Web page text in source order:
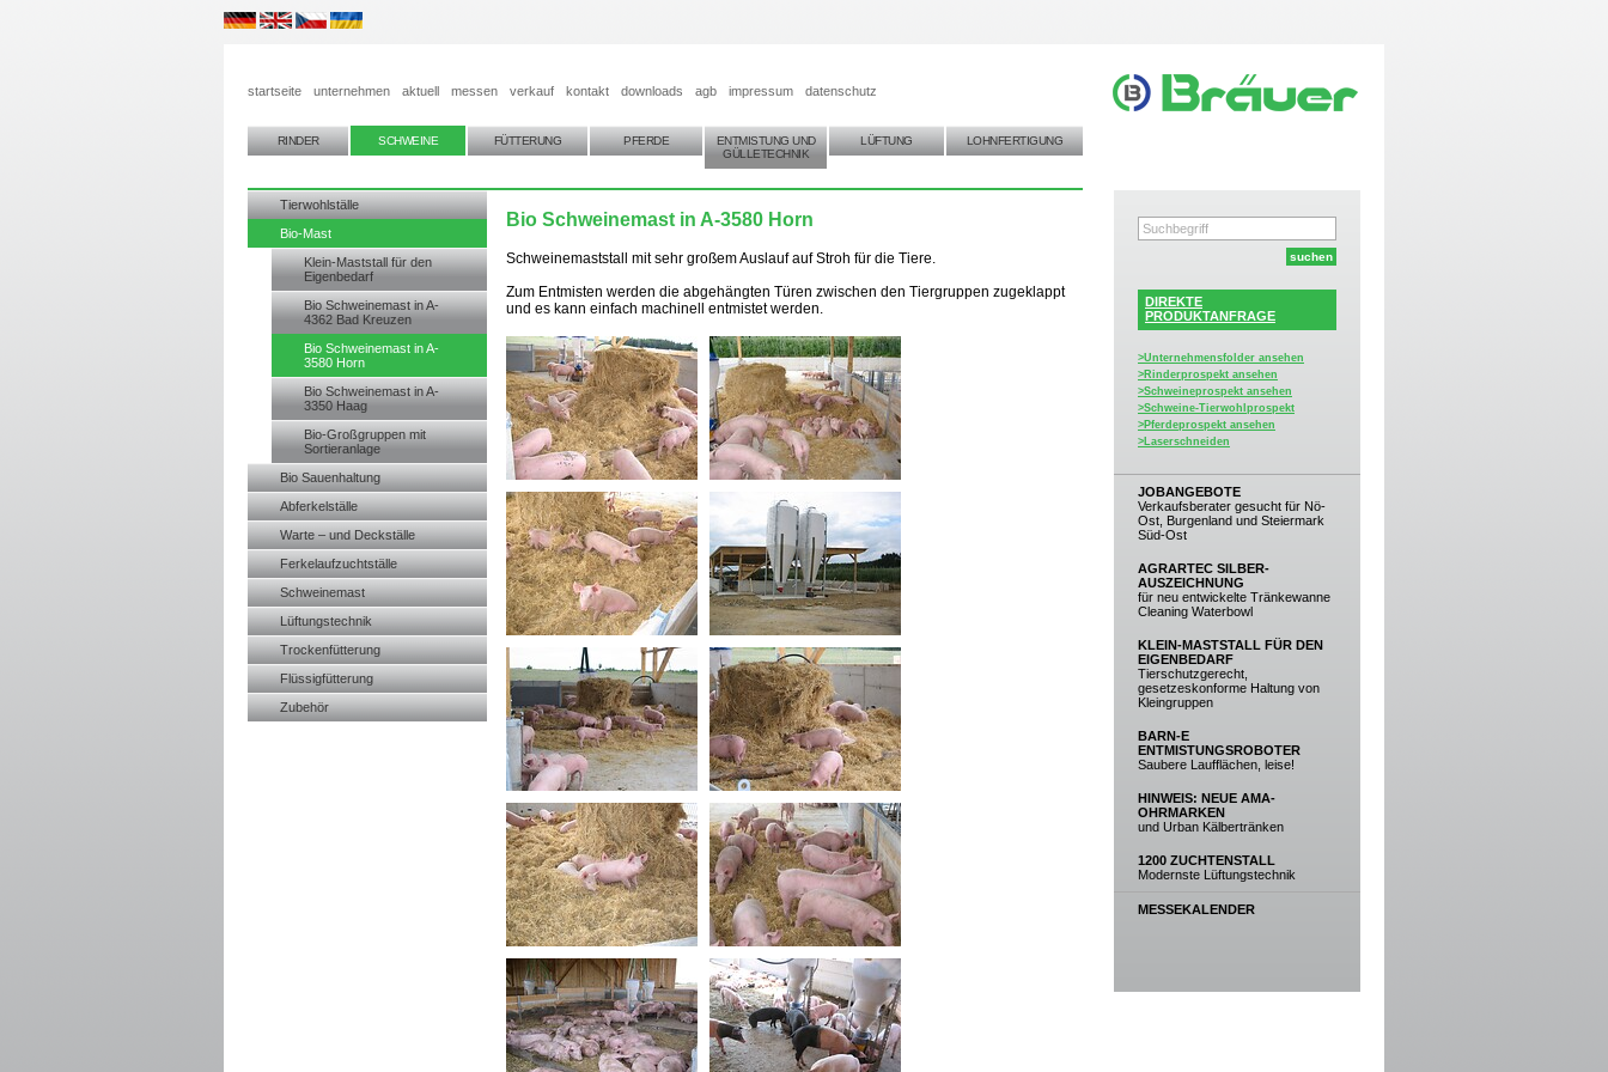
startseite unternehmen aktuell messen verkauf kontakt downloads agb impressum datenschutz
RINDER SCHWEINE FÜTTERUNG PFERDE
ENTMISTUNG UND
GÜLLETECHNIK
LÜFTUNG LOHNFERTIGUNG
DIREKTE
PRODUKTANFRAGE
>Unternehmensfolder ansehen
>Rinderprospekt ansehen
>Schweineprospekt ansehen
>Schweine-Tierwohlprospekt
>Pferdeprospekt ansehen
>Laserschneiden
JOBANGEBOTE
Verkaufsberater gesucht für Nö-
Ost, Burgenland und Steiermark
Süd-Ost
AGRARTEC SILBER-
AUSZEICHNUNG
für neu entwickelte Tränkewanne
Cleaning Waterbowl
KLEIN-MASTSTALL FÜR DEN
EIGENBEDARF
Tierschutzgerecht,
gesetzeskonforme Haltung von
Kleingruppen
BARN-E
ENTMISTUNGSROBOTER
Saubere Laufflächen, leise!
HINWEIS: NEUE AMA-
OHRMARKEN
und Urban Kälbertränken
1200 ZUCHTENSTALL
Modernste Lüftungstechnik
MESSEKALENDER
Tierwohlställe
Bio-Mast
Klein-Maststall für den
Eigenbedarf
Bio Schweinemast in A-
4362 Bad Kreuzen
Bio Schweinemast in A-
3580 Horn
Bio Schweinemast in A-
3350 Haag
Bio-Großgruppen mit
Sortieranlage
Bio Sauenhaltung
Abferkelställe
Warte – und Deckställe
Ferkelaufzuchtställe
Schweinemast
Lüftungstechnik
Trockenfütterung
Flüssigfütterung
Zubehör
Bio Schweinemast in A-3580 Horn
Schweinemaststall mit sehr großem Auslauf auf Stroh für die Tiere.
Zum Entmisten werden die abgehängten Türen zwischen den Tiergruppen zugeklappt
und es kann einfach machinell entmistet werden.